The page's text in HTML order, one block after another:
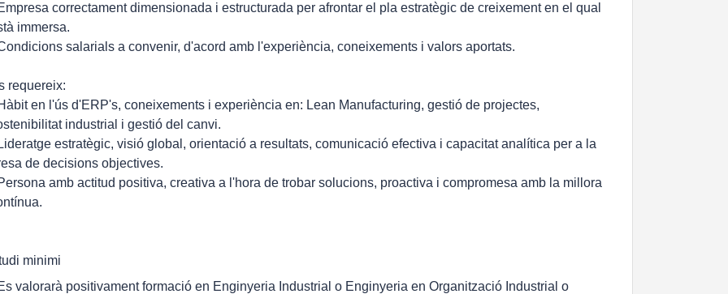
correctament dimensionada i estructurada per afrontar el pla estratègic de creixement en el qual
immersa.
salarials a convenir, d'acord amb l'experiència, coneixements i valors aportats.
requereix:
en l'ús d'ERP's, coneixements i experiència en: Lean Manufacturing, gestió de projectes,
industrial i gestió del canvi.
estratègic, visió global, orientació a resultats, comunicació efectiva i capacitat analítica per a la
de decisions objectives.
amb actitud positiva, creativa a l'hora de trobar solucions, proactiva i compromesa amb la millora
minimi
valorarà positivament formació en Enginyeria Industrial o Enginyeria en Organització Industrial o